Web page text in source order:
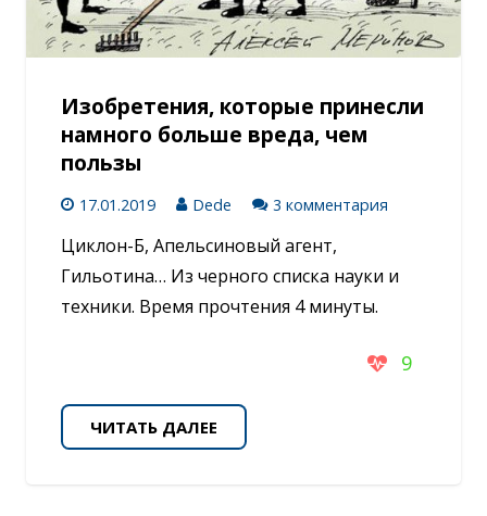
Изобретения, которые принесли
намного больше вреда, чем
пользы
17.01.2019 Dede 3 комментария
Циклон-Б, Апельсиновый агент,
Гильотина… Из черного списка науки и
техники. Время прочтения 4 минуты.
9
ЧИТАТЬ ДАЛЕЕ